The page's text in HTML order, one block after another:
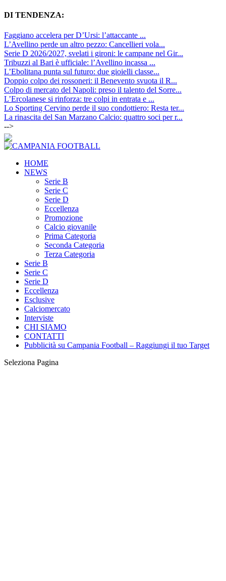
DI TENDENZA:
Faggiano accelera per D’Ursi: l’attaccante ...
L’Avellino perde un altro pezzo: Cancellieri vola...
Serie D 2026/2027, svelati i gironi: le campane nel Gir...
Tribuzzi al Bari è ufficiale: l’Avellino incassa ...
L’Ebolitana punta sul futuro: due gioielli classe...
Doppio colpo dei rossoneri: il Benevento svuota il R...
Colpo di mercato del Napoli: preso il talento del Sorre...
L’Ercolanese si rinforza: tre colpi in entrata e ...
Lo Sporting Cervino perde il suo condottiero: Resta ter...
La rinascita del San Marzano Calcio: quattro soci per r...
-->
HOME
NEWS
Serie B
Serie C
Serie D
Eccellenza
Promozione
Calcio giovanile
Prima Categoria
Seconda Categoria
Terza Categoria
Serie B
Serie C
Serie D
Eccellenza
Esclusive
Calciomercato
Interviste
CHI SIAMO
CONTATTI
Pubblicità su Campania Football – Raggiungi il tuo Target
Seleziona Pagina